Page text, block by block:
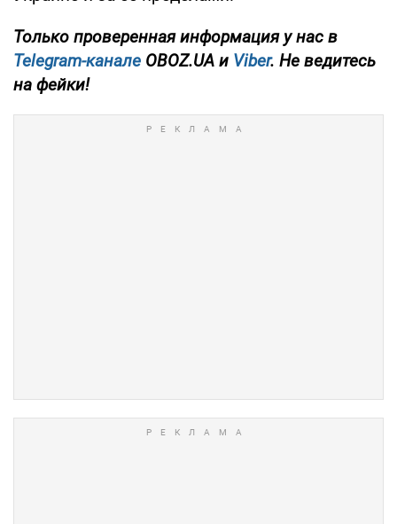
Только проверенная информация у нас в
Telegram-канале OBOZ.UA и Viber. Не ведитесь
на фейки!